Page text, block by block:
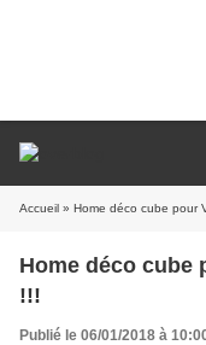
Accueil » Home déco cube pour
Home déco cube
!!!
Publié le 06/01/2018 à